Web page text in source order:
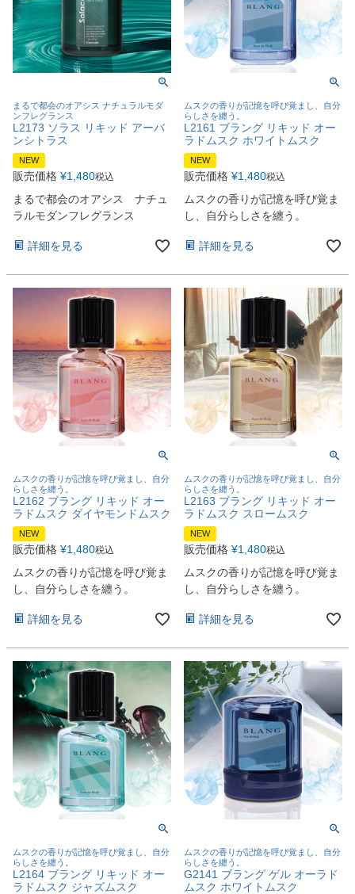
まるで都会のオアシス ナチュラルモダ
ンフレグランス
L2173 ソラス リキッド アーバ
ンシトラス
NEW
販売価格 ¥1,480税込
まるで都会のオアシス ナチュ
ラルモダンフレグランス
詳細を見る
ムスクの香りが記憶を呼び覚まし、自分
らしさを纏う。
L2161 ブラング リキッド オー
ラドムスク ホワイトムスク
NEW
販売価格 ¥1,480税込
ムスクの香りが記憶を呼び覚ま
し、自分らしさを纏う。
詳細を見る
ムスクの香りが記憶を呼び覚まし、自分
らしさを纏う。
L2162 ブラング リキッド オー
ラドムスク ダイヤモンドムスク
NEW
販売価格 ¥1,480税込
ムスクの香りが記憶を呼び覚ま
し、自分らしさを纏う。
詳細を見る
ムスクの香りが記憶を呼び覚まし、自分
らしさを纏う。
L2163 ブラング リキッド オー
ラドムスク スロームスク
NEW
販売価格 ¥1,480税込
ムスクの香りが記憶を呼び覚ま
し、自分らしさを纏う。
詳細を見る
ムスクの香りが記憶を呼び覚まし、自分
らしさを纏う。
L2164 ブラング リキッド オー
ラドムスク ジャズムスク
ムスクの香りが記憶を呼び覚まし、自分
らしさを纏う。
G2141 ブラング ゲル オーラド
ムスク ホワイトムスク